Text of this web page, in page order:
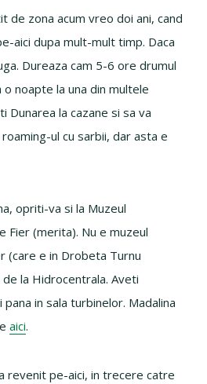
de zona acum vreo doi ani, cand
aici dupa mult-mult timp. Daca
Dureaza cam 5-6 ore drumul
noapte la una din multele
Dunarea la cazane si sa va
ul cu sarbii, dar asta e
opriti-va si la Muzeul
Fier (merita). Nu e muzeul
(care e in Drobeta Turnu
la Hidrocentrala. Aveti
in sala turbinelor. Madalina
aici.
revenit pe-aici, in trecere catre